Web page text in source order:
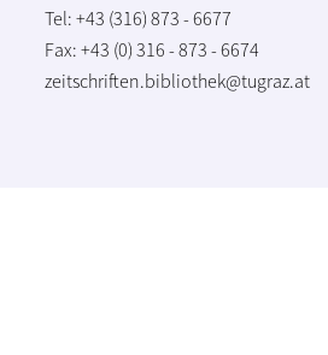
Tel: +43 (316) 873 - 6677
Fax: +43 (0) 316 - 873 - 6674
zeitschriften.bibliothek@tugraz.at